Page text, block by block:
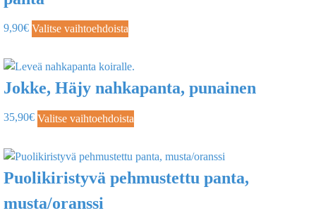
9,90€ Valitse vaihtoehdoista
Jokke, Häjy nahkapanta, punainen
35,90€ Valitse vaihtoehdoista
Puolikiristyvä pehmustettu panta,
musta/oranssi